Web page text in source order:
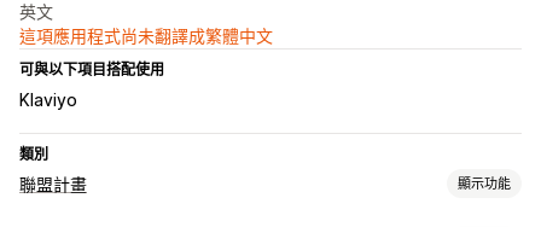
英文
這項應用程式尚未翻譯成繁體中文
可與以下項目搭配使用
Klaviyo
類別
聯盟計畫 顯示功能